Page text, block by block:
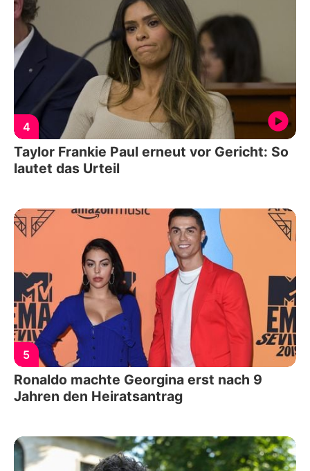
4
Taylor Frankie Paul erneut vor Gericht: So
lautet das Urteil
5
Ronaldo machte Georgina erst nach 9
Jahren den Heiratsantrag